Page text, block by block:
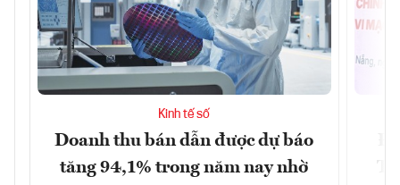
Kinh tế số
Doanh thu bán dẫn được dự báo
tăng 94,1% trong năm nay nhờ